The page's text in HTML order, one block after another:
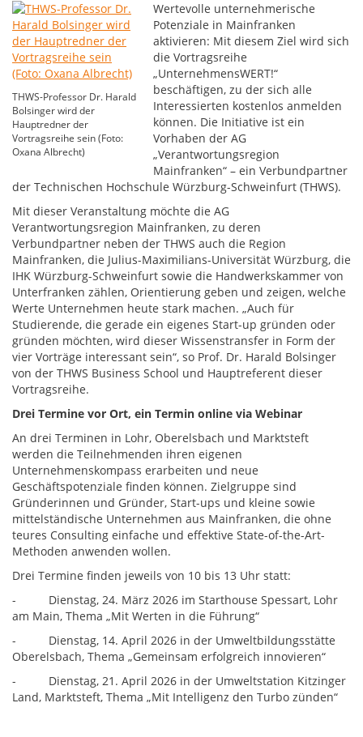
THWS-Professor Dr. Harald
Bolsinger wird der
Hauptredner der
Vortragsreihe sein (Foto:
Oxana Albrecht)
Wertevolle unternehmerische
Potenziale in Mainfranken
aktivieren: Mit diesem Ziel wird sich
die Vortragsreihe
„UnternehmensWERT!“
beschäftigen, zu der sich alle
Interessierten kostenlos anmelden
können. Die Initiative ist ein
Vorhaben der AG
„Verantwortungsregion
Mainfranken“ – ein Verbundpartner
der Technischen Hochschule Würzburg-Schweinfurt (THWS).
Mit dieser Veranstaltung möchte die AG
Verantwortungsregion Mainfranken, zu deren
Verbundpartner neben der THWS auch die Region
Mainfranken, die Julius-Maximilians-Universität Würzburg, die
IHK Würzburg-Schweinfurt sowie die Handwerkskammer von
Unterfranken zählen, Orientierung geben und zeigen, welche
Werte Unternehmen heute stark machen. „Auch für
Studierende, die gerade ein eigenes Start-up gründen oder
gründen möchten, wird dieser Wissenstransfer in Form der
vier Vorträge interessant sein“, so Prof. Dr. Harald Bolsinger
von der THWS Business School und Hauptreferent dieser
Vortragsreihe.
Drei Termine vor Ort, ein Termin online via Webinar
An drei Terminen in Lohr, Oberelsbach und Marktsteft
werden die Teilnehmenden ihren eigenen
Unternehmenskompass erarbeiten und neue
Geschäftspotenziale finden können. Zielgruppe sind
Gründerinnen und Gründer, Start-ups und kleine sowie
mittelständische Unternehmen aus Mainfranken, die ohne
teures Consulting einfache und effektive State-of-the-Art-
Methoden anwenden wollen.
Drei Termine finden jeweils von 10 bis 13 Uhr statt:
- Dienstag, 24. März 2026 im Starthouse Spessart, Lohr
am Main, Thema „Mit Werten in die Führung“
- Dienstag, 14. April 2026 in der Umweltbildungsstätte
Oberelsbach, Thema „Gemeinsam erfolgreich innovieren“
- Dienstag, 21. April 2026 in der Umweltstation Kitzinger
Land, Marktsteft, Thema „Mit Intelligenz den Turbo zünden“